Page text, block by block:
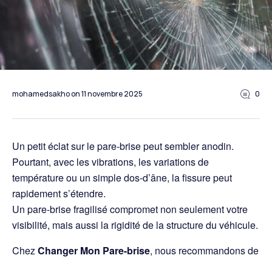
mohamedsakhoon11 novembre 2025 0
Un petit éclat sur le pare-brise peut sembler anodin.
Pourtant, avec les vibrations, les variations de
température ou un simple dos-d’âne, la fissure peut
rapidement s’étendre.
Un pare-brise fragilisé compromet non seulement votre
visibilité, mais aussi la rigidité de la structure du véhicule.
ChezChanger Mon Pare-brise, nous recommandons de